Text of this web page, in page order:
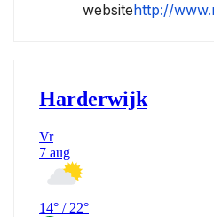
websitehttp://